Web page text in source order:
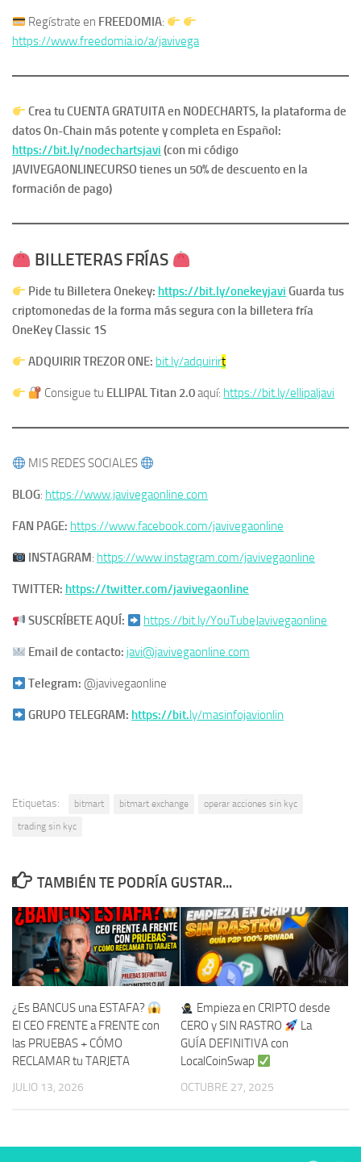
Regístrate en FREEDOMIA:
https://www.freedomia.io/a/javivega
Crea tu CUENTA GRATUITA en NODECHARTS, la plataforma de
datos On-Chain más potente y completa en Español:
https://bit.ly/nodechartsjavi (con mi código
JAVIVEGAONLINECURSO tienes un 50% de descuento en la
formación de pago)
BILLETERAS FRÍAS
Pide tu Billetera Onekey: https://bit.ly/onekeyjavi ​Guarda tus
criptomonedas de la forma más segura con la billetera fría
OneKey Classic 1S
ADQUIRIR TREZOR ONE: bit.ly/adquirirt
Consigue tu ELLIPAL Titan 2.0aquí: https://bit.ly/ellipaljavi
MIS REDES SOCIALES
BLOG: https://www.javivegaonline.com
FAN PAGE: https://www.facebook.com/javivegaonline
INSTAGRAM: https://www.instagram.com/javivegaonline
TWITTER: https://twitter.com/javivegaonline
SUSCRÍBETE AQUÍ: https://bit.ly/YouTubeJavivegaonline
Email de contacto: javi@javivegaonline.com
Telegram:@javivegaonline
GRUPO TELEGRAM: https://bit.ly/masinfojavionlin
Etiquetas: bitmart bitmart exchange
operar acciones sin kyc
trading sin kyc
TAMBIÉN TE PODRÍA GUSTAR...
¿Es BANCUS una ESTAFA?
El CEO FRENTE a FRENTE con
las PRUEBAS + CÓMO
RECLAMAR tu TARJETA
JULIO 13, 2026
Empieza en CRIPTO desde
CERO y SIN RASTRO
La
GUÍA DEFINITIVA con
LocalCoinSwap
OCTUBRE 27, 2025